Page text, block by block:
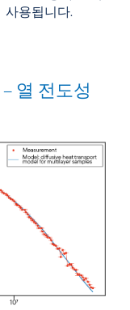
사용됩니다.
열 전도성